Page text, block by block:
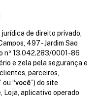
de direito privado,
497 - Jardim Sao
nº 13.042.283/0001-86
e zela pela segurança e
parceiros,
ou “você”) do site
Loja, aplicativo operado